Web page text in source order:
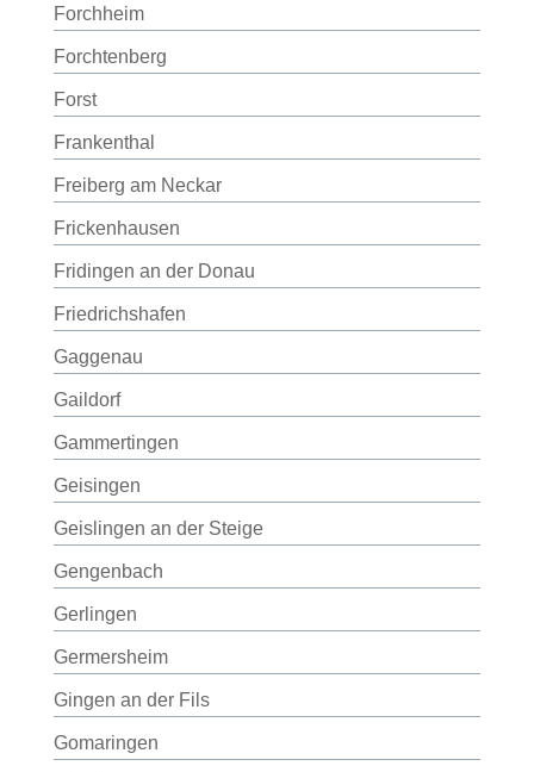
Forchheim
Forchtenberg
Forst
Frankenthal
Freiberg am Neckar
Frickenhausen
Fridingen an der Donau
Friedrichshafen
Gaggenau
Gaildorf
Gammertingen
Geisingen
Geislingen an der Steige
Gengenbach
Gerlingen
Germersheim
Gingen an der Fils
Gomaringen